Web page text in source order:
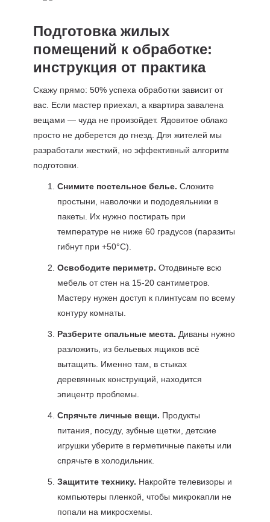
Подготовка жилых
помещений к обработке:
инструкция от практика
Скажу прямо: 50% успеха обработки зависит от
вас. Если мастер приехал, а квартира завалена
вещами — чуда не произойдет. Ядовитое облако
просто не доберется до гнезд. Для жителей мы
разработали жесткий, но эффективный алгоритм
подготовки.
Снимите постельное белье. Сложите
простыни, наволочки и пододеяльники в
пакеты. Их нужно постирать при
температуре не ниже 60 градусов (паразиты
гибнут при +50°C).
Освободите периметр. Отодвиньте всю
мебель от стен на 15-20 сантиметров.
Мастеру нужен доступ к плинтусам по всему
контуру комнаты.
Разберите спальные места. Диваны нужно
разложить, из бельевых ящиков всё
вытащить. Именно там, в стыках
деревянных конструкций, находится
эпицентр проблемы.
Спрячьте личные вещи. Продукты
питания, посуду, зубные щетки, детские
игрушки уберите в герметичные пакеты или
спрячьте в холодильник.
Защитите технику. Накройте телевизоры и
компьютеры пленкой, чтобы микрокапли не
попали на микросхемы.